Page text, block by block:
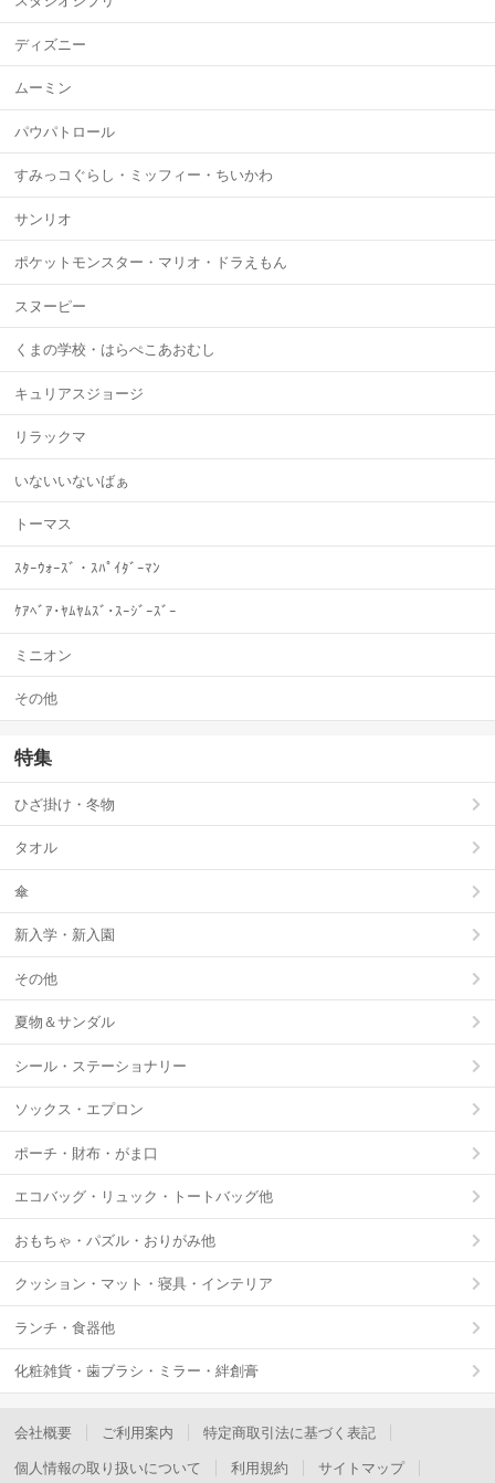
ディズニー
ムーミン
パウパトロール
すみっコぐらし・ミッフィー・ちいかわ
サンリオ
ポケットモンスター・マリオ・ドラえもん
スヌーピー
くまの学校・はらぺこあおむし
キュリアスジョージ
リラックマ
いないいないばぁ
トーマス
ｽﾀｰｳｫｰｽﾞ・ｽﾊﾟｲﾀﾞｰﾏﾝ
ｹｱﾍﾞｱ･ﾔﾑﾔﾑｽﾞ･ｽｰｼﾞｰｽﾞｰ
ミニオン
その他
特集
ひざ掛け・冬物
タオル
傘
新入学・新入園
その他
夏物＆サンダル
シール・ステーショナリー
ソックス・エプロン
ポーチ・財布・がま口
エコバッグ・リュック・トートバッグ他
おもちゃ・パズル・おりがみ他
クッション・マット・寝具・インテリア
ランチ・食器他
化粧雑貨・歯ブラシ・ミラー・絆創膏
会社概要 ご利用案内 特定商取引法に基づく表記
個人情報の取り扱いについて 利用規約 サイトマップ